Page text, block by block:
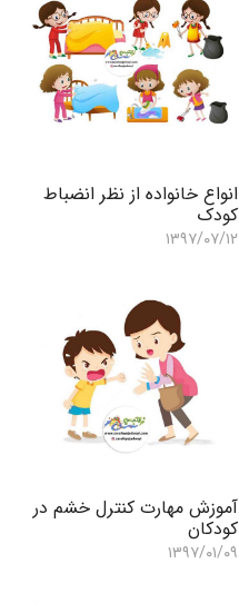
انواع خانواده از نظر انضباط
کودک
۱۳۹۷/۰۷/۱۲
آموزش مهارت کنترل خشم در
کودکان
۱۳۹۷/۰۱/۰۹